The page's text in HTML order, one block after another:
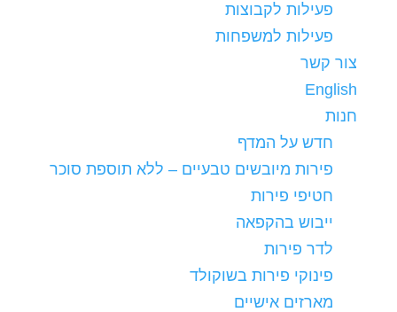
פעילות לקבוצות
פעילות למשפחות
צור קשר
English
חנות
חדש על המדף
פירות מיובשים טבעיים – ללא תוספת סוכר
חטיפי פירות
ייבוש בהקפאה
לדר פירות
פינוקי פירות בשוקולד
מארזים אישיים